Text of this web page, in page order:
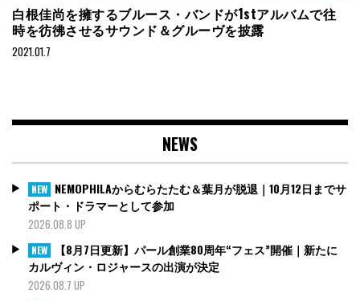
白根佳尚を擁するブルース・バンドが1stアルバムで往
時を彷彿させるサウンド＆グルーヴを披露
2021.01.7
NEWS
NEW NEMOPHILAからむらたたむ＆葉月が脱退｜10月12日までサ
ポート・ドラマーとして参加
2026.08.8 UP
NEW
【8月7日更新】パール創業80周年“フェス”開催｜新たに
カルヴィン・ロジャースの出演が決定
2026.08.7 UP